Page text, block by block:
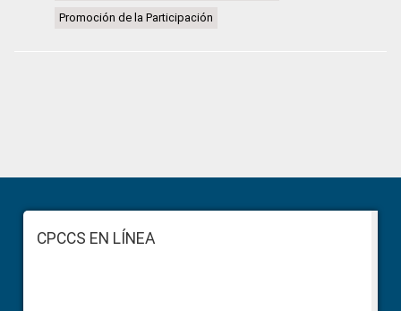
Promoción de la Participación
Sidebar
FooterCPCCS EN LÍNEA